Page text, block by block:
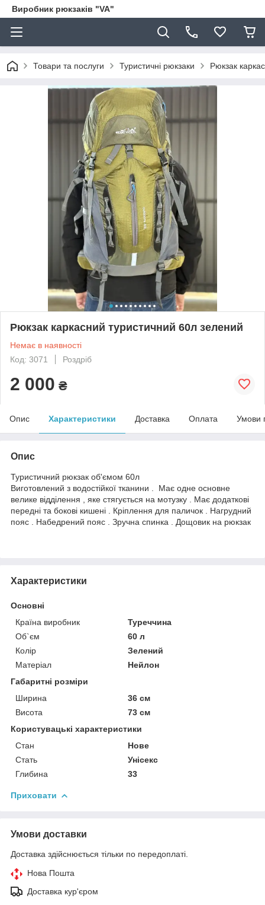
Виробник рюкзаків "VA"
Товари та послуги Туристичні рюкзаки Рюкзак
Рюкзак каркасний туристичний 60л зелений
Немає в наявності
Код: 3071
Роздріб
2 000 ₴
Опис Характеристики Доставка Оплата Умови
Опис
Туристичний рюкзак об'ємом 60л
Виготовлений з водостійкої тканини . Має одне основне
велике відділення , яке стягується на мотузку . Має додаткові
передні та бокові кишені . Кріплення для паличок . Нагрудний
пояс . Набедрений пояс . Зручна спинка . Дощовик на рюкзак
Характеристики
Основні
Країна виробник
Туреччина
Об`єм
60 л
Колір
Зелений
Матеріал
Нейлон
Габаритні розміри
Ширина
36 см
Висота
73 см
Користувацькі характеристики
Стан
Нове
Стать
Унісекс
Глибина
33
Приховати
Умови доставки
Доставка здійснюється тільки по передоплаті.
Нова Пошта
Доставка кур'єром